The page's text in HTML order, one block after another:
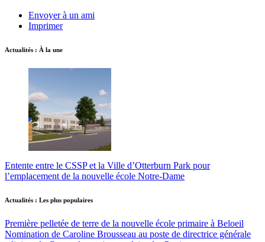
Envoyer à un ami
Imprimer
Actualités : À la une
Entente entre le CSSP et la Ville d’Otterburn Park pour
l’emplacement de la nouvelle école Notre-Dame
Actualités : Les plus populaires
Première pelletée de terre de la nouvelle école primaire à Beloeil
Nomination de Caroline Brousseau au poste de directrice générale